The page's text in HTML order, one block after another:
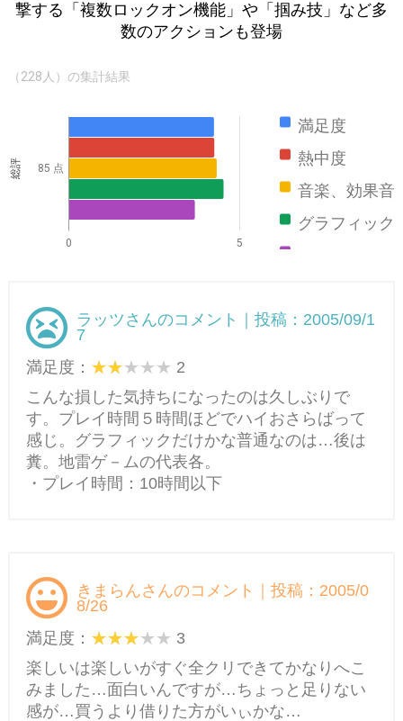
撃する「複数ロックオン機能」や「掴み技」など多
数のアクションも登場
（228人）の集計結果
満足度
熱中度
音楽、効果音
グラフィック
0 5
85 点
総評
ラッツさんのコメント｜投稿：2005/09/1
7
満足度：
2
こんな損した気持ちになったのは久しぶりで
す。プレイ時間５時間ほどでハイおさらばって
感じ。グラフィックだけかな普通なのは…後は
糞。地雷ゲ－ムの代表各。
・プレイ時間：10時間以下
きまらんさんのコメント｜投稿：2005/0
8/26
満足度：
3
楽しいは楽しいがすぐ全クリできてかなりへこ
みました…面白いんですが…ちょっと足りない
感が…買うより借りた方がいぃかな…